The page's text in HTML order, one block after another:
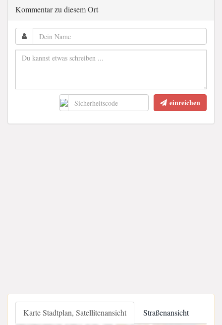
Kommentar zu diesem Ort
einreichen
Karte Stadtplan, Satellitenansicht Straßenansicht